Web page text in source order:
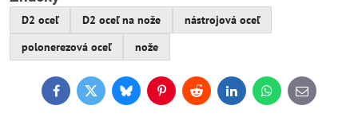
D2 oceľ D2 oceľ na nože
nástrojová oceľ
polonerezová oceľ
nože
FacebookTwitterBlueskyPinterestReddit LinkedInWhatsApp
E-
mail